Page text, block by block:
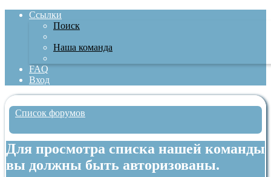
Ссылки
Поиск
Наша команда
FAQ
Вход
Список форумов
Для просмотра списка нашей команды
вы должны быть авторизованы.